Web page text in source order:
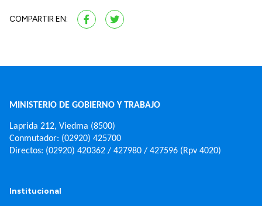
COMPARTIR EN:
MINISTERIO DE GOBIERNO Y TRABAJO
Laprida 212, Viedma (8500)
Conmutador: (02920) 425700
Directos: (02920) 420362 / 427980 / 427596 (Rpv 4020)
Institucional